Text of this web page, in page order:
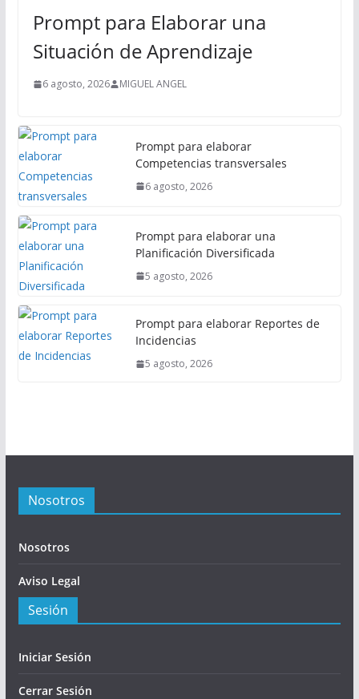
Prompt para Elaborar una
Situación de Aprendizaje
6 agosto, 2026 MIGUEL ANGEL
Prompt para elaborar
Competencias transversales
6 agosto, 2026
Prompt para elaborar una
Planificación Diversificada
5 agosto, 2026
Prompt para elaborar Reportes de
Incidencias
5 agosto, 2026
Nosotros
Nosotros
Aviso Legal
Sesión
Iniciar Sesión
Cerrar Sesión